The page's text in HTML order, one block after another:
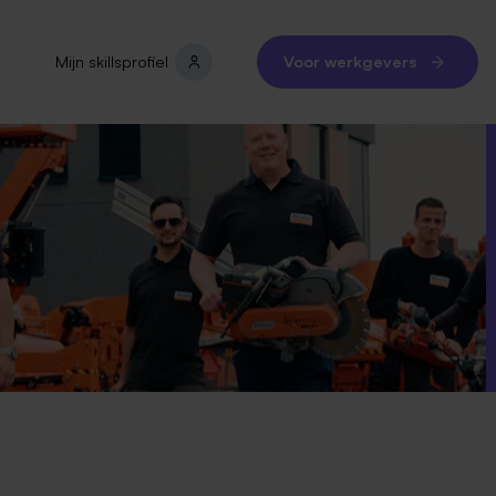
Mijn skillsprofiel Voor werkgevers